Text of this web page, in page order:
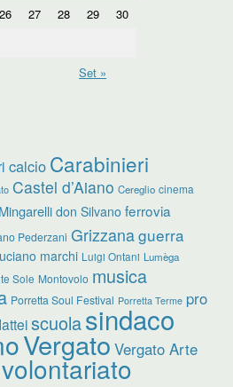
26 27 28 29
30
Set »
calcio Carabinieri
Castel d’Aiano Cereglio cinema
don Silvano ferrovia
Pederzani Grizzanaguerra
marchi Luigi Ontani Lumèga
Sole Montovolo musica
Porretta Soul Festival Porretta Terme pro
scuolasindaco
Vergato Vergato Arte
volontariato